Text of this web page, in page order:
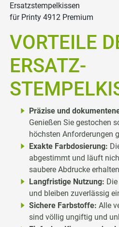
Ersatzstempelkissen
für Printy 4912 Premium
VORTEILE
ERSATZ-
Präzise und
Genießen Sie gestochen
höchsten Anforderungen
Exakte Farbdosierung:
abgestimmt und läuft
saubere Abdrucke
Langfristige Nutzung:
und bleiben zuverlässig
Sichere Farbstoffe: Alle
sind völlig ungiftig und